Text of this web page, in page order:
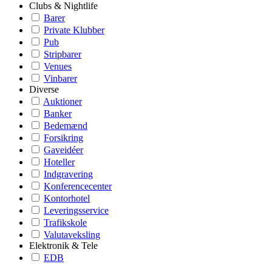
Clubs & Nightlife
Barer
Private Klubber
Pub
Stripbarer
Venues
Vinbarer
Diverse
Auktioner
Banker
Bedemænd
Forsikring
Gaveidéer
Hoteller
Indgravering
Konferencecenter
Kontorhotel
Leveringsservice
Trafikskole
Valutaveksling
Elektronik & Tele
EDB